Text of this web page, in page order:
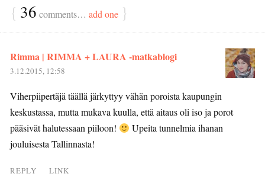
{ 36 comments… add one }
Rimma | RIMMA + LAURA -matkablogi
3.12.2015, 12:58
Viherpiipertäjä täällä järkyttyy vähän poroista kaupungin
keskustassa, mutta mukava kuulla, että aitaus oli iso ja porot
pääsivät halutessaan piiloon!
Upeita tunnelmia ihanan
jouluisesta Tallinnasta!
REPLY LINK